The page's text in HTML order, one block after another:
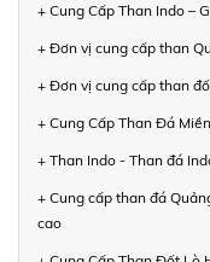
+ Cung Cấp Than Indo –
+ Đơn vị cung cấp than
+ Đơn vị cung cấp than
+ Cung Cấp Than Đá
+ Than Indo - Than đá
+ Cung cấp than đá
cao